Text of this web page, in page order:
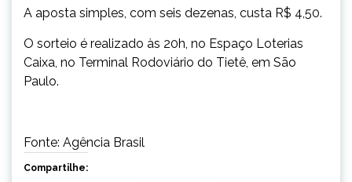
A aposta simples, com seis dezenas, custa R$ 4,50.
O sorteio é realizado às 20h, no Espaço Loterias
Caixa, no Terminal Rodoviário do Tietê, em São
Paulo.
Fonte: Agência Brasil
Compartilhe: